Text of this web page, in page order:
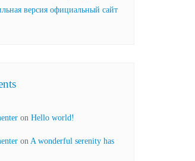
версия официальный сайт
on Hello world!
on A wonderful serenity has